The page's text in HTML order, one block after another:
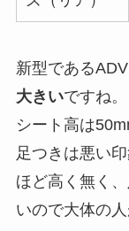
新型である
大きいですね。
シート高は
足つきは悪い
ほど高く無く
いので大体の